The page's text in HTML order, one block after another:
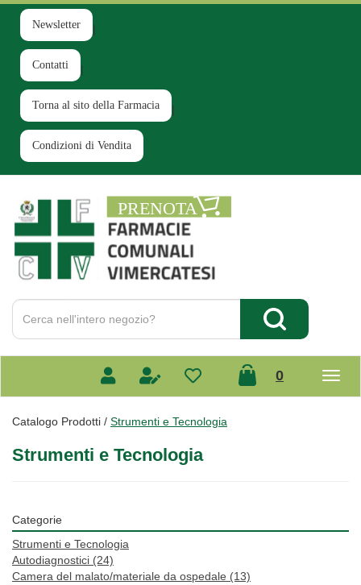
Passa
contenuto
principale
Newsletter
Contatti
Torna al sito della Farmacia
Condizioni di Vendita
Farmacia
Comunale
Cerca
Prodotto
Cerca Prodotto
0prodotti
Catalogo Prodotti / Strumenti e Tecnologia
Strumenti e Tecnologia
Categorie
Strumenti e Tecnologia
Autodiagnostici (24)
Camera del malato/materiale da ospedale (13)